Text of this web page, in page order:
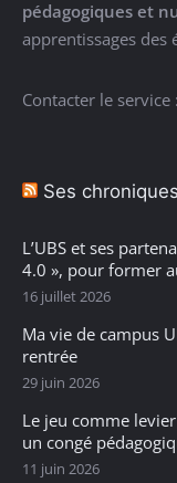
pédagogiques et
apprentissages des
Contacter le service :
Ses chroniques
L’UBS et ses
4.0 », pour former
16 juillet 2026
Ma vie de campus
rentrée
29 juin 2026
Le jeu comme
un congé
11 juin 2026